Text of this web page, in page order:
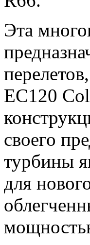
Эта
EC120
своего
турбины
для